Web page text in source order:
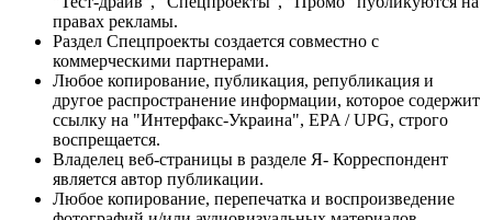
правах рекламы.
Раздел Спецпроекты создается совместно с
коммерческими партнерами.
Любое копирование, публикация, републикация и
другое распространение информации, которое содержит
ссылку на "Интерфакс-Украина", EPA / UPG, строго
воспрещается.
Владелец веб-страницы в разделе Я- Корреспондент
является автор публикации.
Любое копирование, перепечатка и воспроизведение